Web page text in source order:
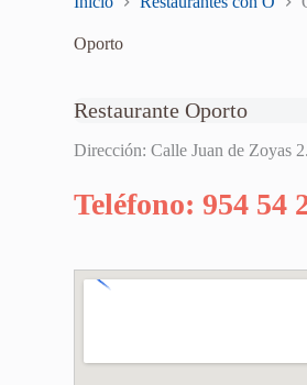
Oporto
Restaurante Oporto
Dirección: Calle Juan de Zoyas
Teléfono: 954 54